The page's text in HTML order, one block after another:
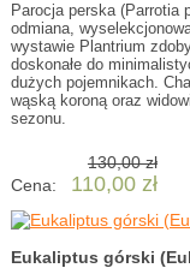
Parocja perska (Parrotia
odmiana,
wystawie Plantrium
doskonałe do
dużych pojemnikach.
wąską koroną oraz
sezonu.
130,00 zł
Cena:
110,00 zł
Eukaliptus górski